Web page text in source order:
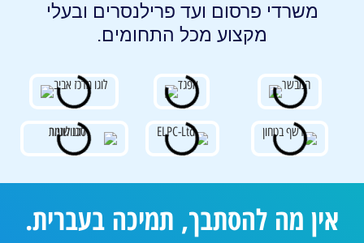
משרדי פרסום ועד פרילנסרים ובעלי
מקצוע מכל התחומים.
אין מה להסתבך, תמיכה בעברית.